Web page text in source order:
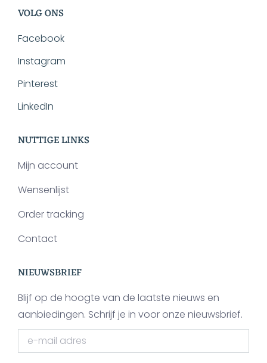
VOLG ONS
Facebook
Instagram
Pinterest
LinkedIn
NUTTIGE LINKS
Mijn account
Wensenlijst
Order tracking
Contact
NIEUWSBRIEF
Blijf op de hoogte van de laatste nieuws en
aanbiedingen. Schrijf je in voor onze nieuwsbrief.